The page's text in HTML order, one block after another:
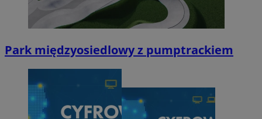
Park międzyosiedlowy z pumptrackiem